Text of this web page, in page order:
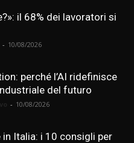
il 68% dei lavoratori si
- 10/08/2026
perché l’AI ridefinisce
del futuro
- 10/08/2026
in Italia: i 10 consigli per